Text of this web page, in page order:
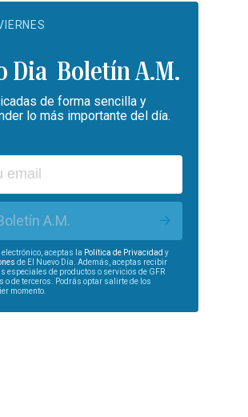
Boletín A.M.
de forma sencilla y
lo más importante del día.
A.M.
aceptas la Política de Privacidad y
de El Nuevo Día. Además, aceptas recibir
especiales de productos o servicios de GFR
o de terceros. Podrás optar salirte de los
momento.